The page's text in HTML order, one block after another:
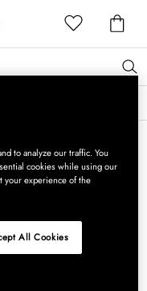
→
to analyze our traffic. You
cookies while using our
your experience of the
All Cookies